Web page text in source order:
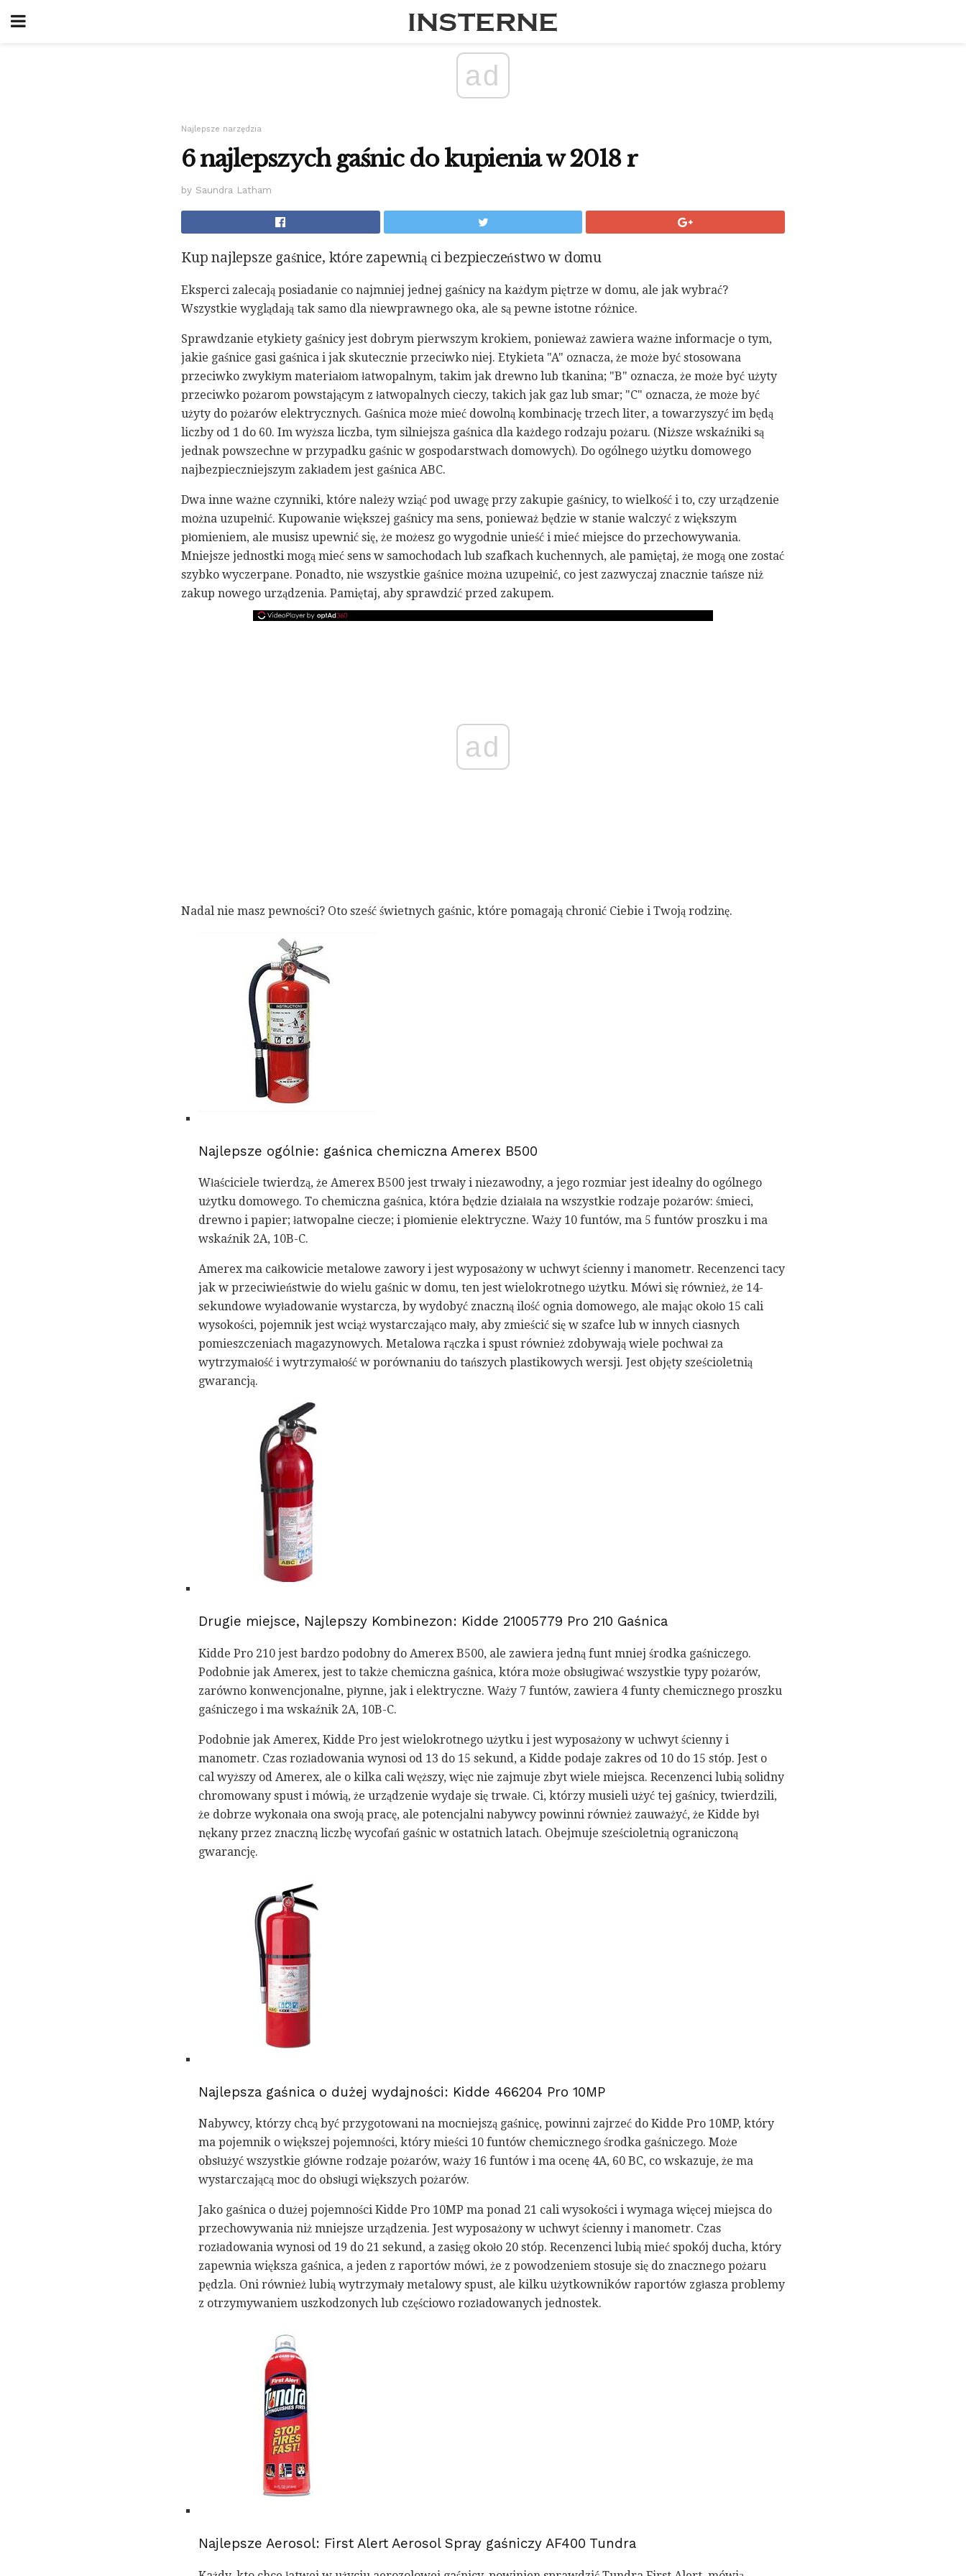
ad
Najlepsze narzędzia
6 najlepszych gaśnic do kupienia w 2018 r
by Saundra Latham
Kup najlepsze gaśnice, które zapewnią ci bezpieczeństwo w domu
Eksperci zalecają posiadanie co najmniej jednej gaśnicy na każdym piętrze w domu, ale jak wybrać?
Wszystkie wyglądają tak samo dla niewprawnego oka, ale są pewne istotne różnice.
Sprawdzanie etykiety gaśnicy jest dobrym pierwszym krokiem, ponieważ zawiera ważne informacje o tym,
jakie gaśnice gasi gaśnica i jak skutecznie przeciwko niej. Etykieta "A" oznacza, że ​​może być stosowana
przeciwko zwykłym materiałom łatwopalnym, takim jak drewno lub tkanina; "B" oznacza, że ​​może być użyty
przeciwko pożarom powstającym z łatwopalnych cieczy, takich jak gaz lub smar; "C" oznacza, że ​​może być
użyty do pożarów elektrycznych. Gaśnica może mieć dowolną kombinację trzech liter, a towarzyszyć im będą
liczby od 1 do 60. Im wyższa liczba, tym silniejsza gaśnica dla każdego rodzaju pożaru. (Niższe wskaźniki są
jednak powszechne w przypadku gaśnic w gospodarstwach domowych). Do ogólnego użytku domowego
najbezpieczniejszym zakładem jest gaśnica ABC.
Dwa inne ważne czynniki, które należy wziąć pod uwagę przy zakupie gaśnicy, to wielkość i to, czy urządzenie
można uzupełnić. Kupowanie większej gaśnicy ma sens, ponieważ będzie w stanie walczyć z większym
płomieniem, ale musisz upewnić się, że możesz go wygodnie unieść i mieć miejsce do przechowywania.
Mniejsze jednostki mogą mieć sens w samochodach lub szafkach kuchennych, ale pamiętaj, że mogą one zostać
szybko wyczerpane. Ponadto, nie wszystkie gaśnice można uzupełnić, co jest zazwyczaj znacznie tańsze niż
zakup nowego urządzenia. Pamiętaj, aby sprawdzić przed zakupem.
ad
Nadal nie masz pewności? Oto sześć świetnych gaśnic, które pomagają chronić Ciebie i Twoją rodzinę.
Najlepsze ogólnie: gaśnica chemiczna Amerex B500
Właściciele twierdzą, że Amerex B500 jest trwały i niezawodny, a jego rozmiar jest idealny do ogólnego
użytku domowego. To chemiczna gaśnica, która będzie działała na wszystkie rodzaje pożarów: śmieci,
drewno i papier; łatwopalne ciecze; i płomienie elektryczne. Waży 10 funtów, ma 5 funtów proszku i ma
wskaźnik 2A, 10B-C.
Amerex ma całkowicie metalowe zawory i jest wyposażony w uchwyt ścienny i manometr. Recenzenci tacy
jak w przeciwieństwie do wielu gaśnic w domu, ten jest wielokrotnego użytku. Mówi się również, że 14-
sekundowe wyładowanie wystarcza, by wydobyć znaczną ilość ognia domowego, ale mając około 15 cali
wysokości, pojemnik jest wciąż wystarczająco mały, aby zmieścić się w szafce lub w innych ciasnych
pomieszczeniach magazynowych. Metalowa rączka i spust również zdobywają wiele pochwał za
wytrzymałość i wytrzymałość w porównaniu do tańszych plastikowych wersji. Jest objęty sześcioletnią
gwarancją.
Drugie miejsce, Najlepszy Kombinezon: Kidde 21005779 Pro 210 Gaśnica
Kidde Pro 210 jest bardzo podobny do Amerex B500, ale zawiera jedną funt mniej środka gaśniczego.
Podobnie jak Amerex, jest to także chemiczna gaśnica, która może obsługiwać wszystkie typy pożarów,
zarówno konwencjonalne, płynne, jak i elektryczne. Waży 7 funtów, zawiera 4 funty chemicznego proszku
gaśniczego i ma wskaźnik 2A, 10B-C.
Podobnie jak Amerex, Kidde Pro jest wielokrotnego użytku i jest wyposażony w uchwyt ścienny i
manometr. Czas rozładowania wynosi od 13 do 15 sekund, a Kidde podaje zakres od 10 do 15 stóp. Jest o
cal wyższy od Amerex, ale o kilka cali węższy, więc nie zajmuje zbyt wiele miejsca. Recenzenci lubią solidny
chromowany spust i mówią, że urządzenie wydaje się trwałe. Ci, którzy musieli użyć tej gaśnicy, twierdzili,
że dobrze wykonała ona swoją pracę, ale potencjalni nabywcy powinni również zauważyć, że Kidde był
nękany przez znaczną liczbę wycofań gaśnic w ostatnich latach. Obejmuje sześcioletnią ograniczoną
gwarancję.
Najlepsza gaśnica o dużej wydajności: Kidde 466204 Pro 10MP
Nabywcy, którzy chcą być przygotowani na mocniejszą gaśnicę, powinni zajrzeć do Kidde Pro 10MP, który
ma pojemnik o większej pojemności, który mieści 10 funtów chemicznego środka gaśniczego. Może
obsłużyć wszystkie główne rodzaje pożarów, waży 16 funtów i ma ocenę 4A, 60 BC, co wskazuje, że ma
wystarczającą moc do obsługi większych pożarów.
Jako gaśnica o dużej pojemności Kidde Pro 10MP ma ponad 21 cali wysokości i wymaga więcej miejsca do
przechowywania niż mniejsze urządzenia. Jest wyposażony w uchwyt ścienny i manometr. Czas
rozładowania wynosi od 19 do 21 sekund, a zasięg około 20 stóp. Recenzenci lubią mieć spokój ducha, który
zapewnia większa gaśnica, a jeden z raportów mówi, że z powodzeniem stosuje się do znacznego pożaru
pędzla. Oni również lubią wytrzymały metalowy spust, ale kilku użytkowników raportów zgłasza problemy
z otrzymywaniem uszkodzonych lub częściowo rozładowanych jednostek.
Najlepsze Aerosol: First Alert Aerosol Spray gaśniczy AF400 Tundra